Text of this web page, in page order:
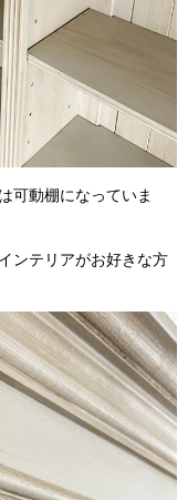
可動棚になっていま
ンテリアがお好きな方